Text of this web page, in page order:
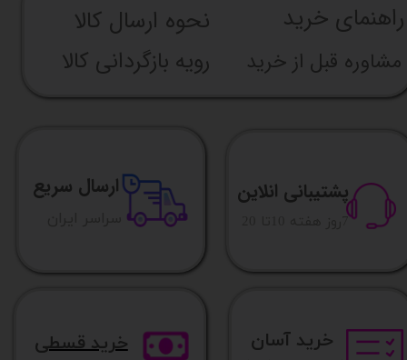
راهنما​​​​​​​​​​​​​​ی خرید نحوه ارسال کالا
مشاوره قبل از خرید رویه بازگردانی کالا
پشتیبانی انلاین
​7روز هفته 10تا 20
ارسال سریع
خرید آسان خرید قسطی